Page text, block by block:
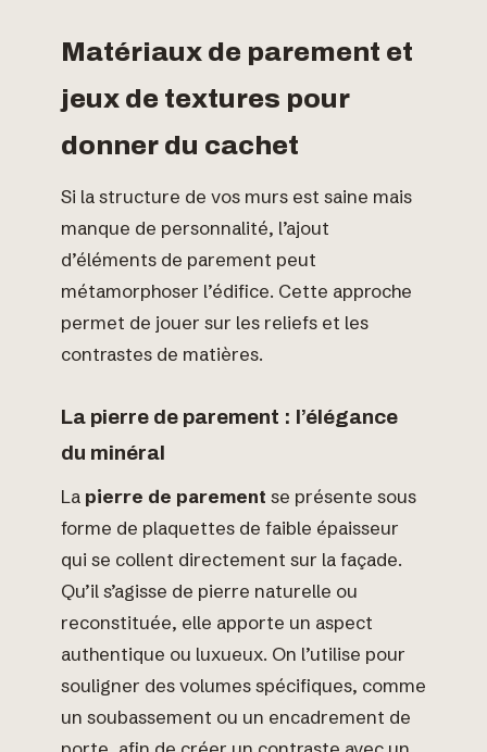
Matériaux de parement et
jeux de textures pour
donner du cachet
Si la structure de vos murs est saine mais
manque de personnalité, l’ajout
d’éléments de parement peut
métamorphoser l’édifice. Cette approche
permet de jouer sur les reliefs et les
contrastes de matières.
La pierre de parement : l’élégance
du minéral
La pierre de parement se présente sous
forme de plaquettes de faible épaisseur
qui se collent directement sur la façade.
Qu’il s’agisse de pierre naturelle ou
reconstituée, elle apporte un aspect
authentique ou luxueux. On l’utilise pour
souligner des volumes spécifiques, comme
un soubassement ou un encadrement de